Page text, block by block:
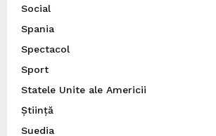
Social
Spania
Spectacol
Sport
Statele Unite ale Americii
Știință
Suedia